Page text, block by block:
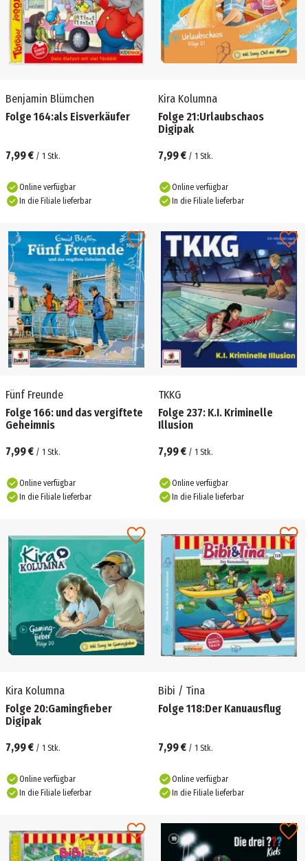
Benjamin Blümchen
Folge 164:als Eisverkäufer
7,99 € / 1 Stk.
Online verfügbar
In die Filiale lieferbar
Kira Kolumna
Folge 21:Urlaubschaos
Digipak
7,99 € / 1 Stk.
Online verfügbar
In die Filiale lieferbar
Fünf Freunde
Folge 166: und das vergiftete
Geheimnis
7,99 € / 1 Stk.
Online verfügbar
In die Filiale lieferbar
TKKG
Folge 237: K.I. Kriminelle
Illusion
7,99 € / 1 Stk.
Online verfügbar
In die Filiale lieferbar
Kira Kolumna
Folge 20:Gamingfieber
Digipak
7,99 € / 1 Stk.
Online verfügbar
In die Filiale lieferbar
Bibi / Tina
Folge 118:Der Kanuausflug
7,99 € / 1 Stk.
Online verfügbar
In die Filiale lieferbar